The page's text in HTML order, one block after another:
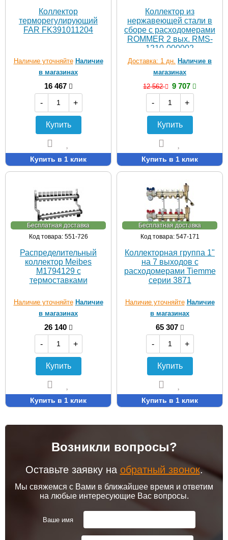
Коллектор
терморегулирующий
FAR FK391011204
Наличие уточняйте Наличие
в магазинах
16 467
-
+
Купить
Купить в 1 клик
Коллектор из
нержавеющей стали в
сборе с расходомерами
ROMMER 2 вых. RMS-
1210-000002
Доставка: 1 дн.
Наличие в
магазинах
12 562
9 707
-
+
Купить
Купить в 1 клик
Бесплатная доставка
Код товара: 551-726
Распределительный
коллектор Meibes
M1794129 с
термоставками
Наличие уточняйте Наличие
в магазинах
26 140
-
+
Купить
Купить в 1 клик
Бесплатная доставка
Код товара: 547-171
Коллекторная группа 1"
на 7 выходов с
расходомерами Tiemme
серии 3871
Наличие уточняйте Наличие
в магазинах
65 307
-
+
Купить
Купить в 1 клик
Возникли вопросы?
Оставьте заявку на обратный звонок.
Мы свяжемся с Вами в ближайшее время и ответим
на любые интересующие Вас вопросы.
Ваше имя